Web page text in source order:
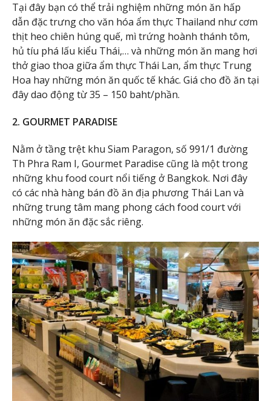
Tại đây bạn có thể trải nghiệm những món ăn hấp
dẫn đặc trưng cho văn hóa ẩm thực Thailand như cơm
thịt heo chiên húng quế, mì trứng hoành thánh tôm,
hủ tíu phá lấu kiểu Thái,… và những món ăn mang hơi
thở giao thoa giữa ẩm thực Thái Lan, ẩm thực Trung
Hoa hay những món ăn quốc tế khác. Giá cho đồ ăn tại
đây dao động từ 35 – 150 baht/phần.
2. GOURMET PARADISE
Nằm ở tầng trệt khu Siam Paragon, số 991/1 đường
Th Phra Ram I, Gourmet Paradise cũng là một trong
những khu food court nổi tiếng ở Bangkok. Nơi đây
có các nhà hàng bán đồ ăn địa phương Thái Lan và
những trung tâm mang phong cách food court với
những món ăn đặc sắc riêng.